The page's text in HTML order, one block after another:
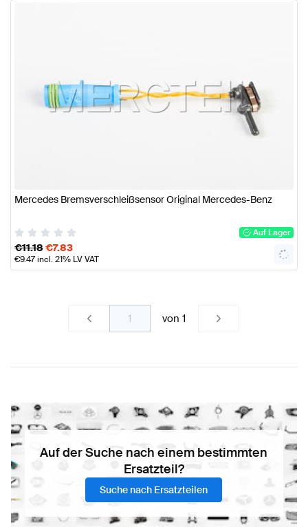
Mercedes Bremsverschleißsensor Original Mercedes-Benz
Auf Lager
€11.18€7.83
€9.47incl. 21% LV VAT
von1
Auf der Suche nach einem bestimmten
Ersatzteil?
Suche nach Ersatzteilen